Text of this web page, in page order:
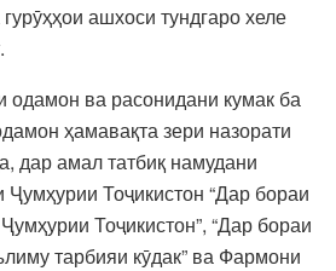
ашхоси тундгаро хеле
одамон ва расонидани кумак ба
ҳамавақта зери назорати
дар амал татбиқ намудани
Ҷумҳурии Тоҷикистон “Дар бораи
Тоҷикистон”, “Дар бораи
тарбияи кӯдак” ва Фармони